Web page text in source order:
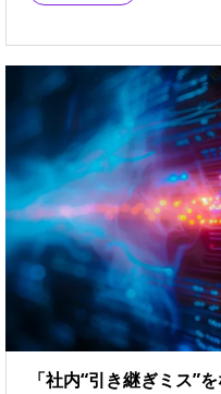
「社内“引き継ぎミス”